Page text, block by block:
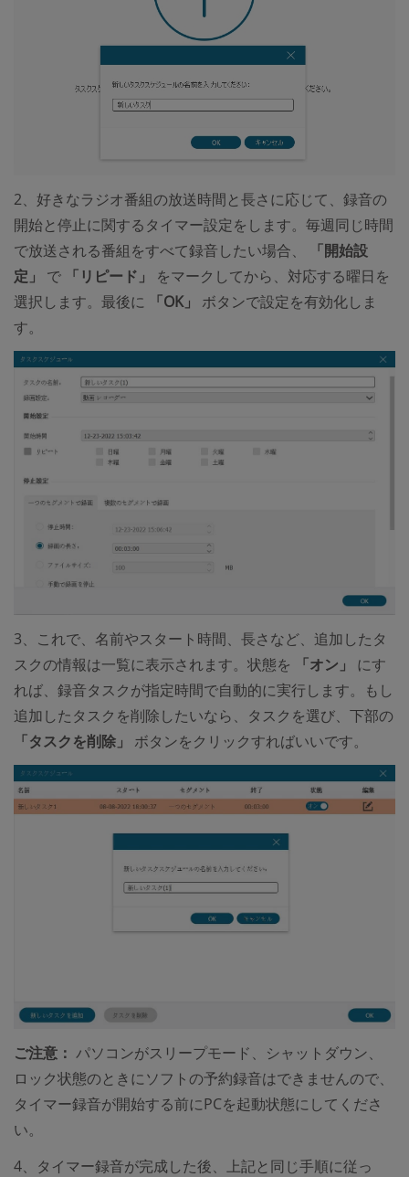
2、好きなラジオ番組の放送時間と長さに応じて、録音の
開始と停止に関するタイマー設定をします。毎週同じ時間
で放送される番組をすべて録音したい場合、
「開始設
定」
で 「リピード」
をマークしてから、対応する曜日を
選択します。最後に
「OK」
ボタンで設定を有効化しま
す。
3、これで、名前やスタート時間、長さなど、追加したタ
スクの情報は一覧に表示されます。状態を
「オン」
にす
れば、録音タスクが指定時間で自動的に実行します。もし
追加したタスクを削除したいなら、タスクを選び、下部の
「タスクを削除」
ボタンをクリックすればいいです。
ご注意： パソコンがスリープモード、シャットダウン、
ロック状態のときにソフトの予約録音はできませんので、
タイマー録音が開始する前にPCを起動状態にしてくださ
い。
4、タイマー録音が完成した後、上記と同じ手順に従っ